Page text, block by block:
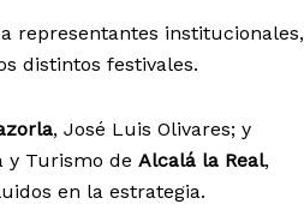
representantes institucionales,
distintos festivales.
, José Luis Olivares; y
y Turismo de Alcalá la Real,
en la estrategia.